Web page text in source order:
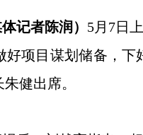
记者陈润） 5月7日
好项目谋划储备，
健出席。